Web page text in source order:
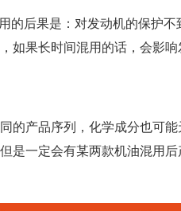
的后果是：对发动机的保护
如果长时间混用的话，会影
的产品序列，化学成分也可
是一定会有某两款机油混用